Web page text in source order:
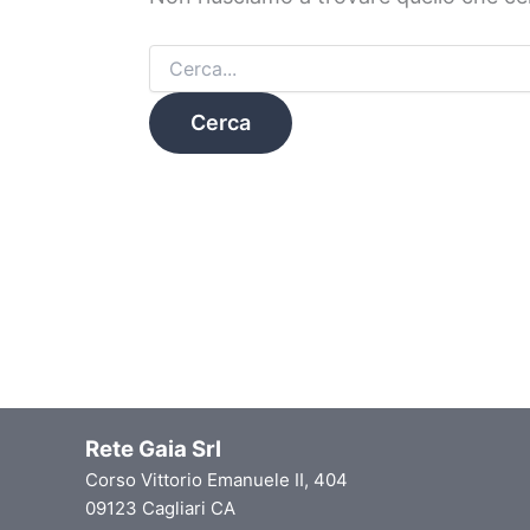
Rete Gaia Srl
Corso Vittorio Emanuele II, 404
09123 Cagliari CA